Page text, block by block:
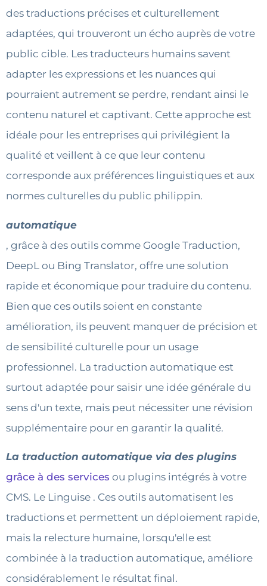
des traductions précises et culturellement
adaptées, qui trouveront un écho auprès de votre
public cible. Les traducteurs humains savent
adapter les expressions et les nuances qui
pourraient autrement se perdre, rendant ainsi le
contenu naturel et captivant. Cette approche est
idéale pour les entreprises qui privilégient la
qualité et veillent à ce que leur contenu
corresponde aux préférences linguistiques et aux
normes culturelles du public philippin.
automatique
, grâce à des outils comme Google Traduction,
DeepL ou Bing Translator, offre une solution
rapide et économique pour traduire du contenu.
Bien que ces outils soient en constante
amélioration, ils peuvent manquer de précision et
de sensibilité culturelle pour un usage
professionnel. La traduction automatique est
surtout adaptée pour saisir une idée générale du
sens d'un texte, mais peut nécessiter une révision
supplémentaire pour en garantir la qualité.
La traduction automatique via des plugins
grâce à des services ou plugins intégrés à votre
CMS. Le Linguise . Ces outils automatisent les
traductions et permettent un déploiement rapide,
mais la relecture humaine, lorsqu'elle est
combinée à la traduction automatique, améliore
considérablement le résultat final.